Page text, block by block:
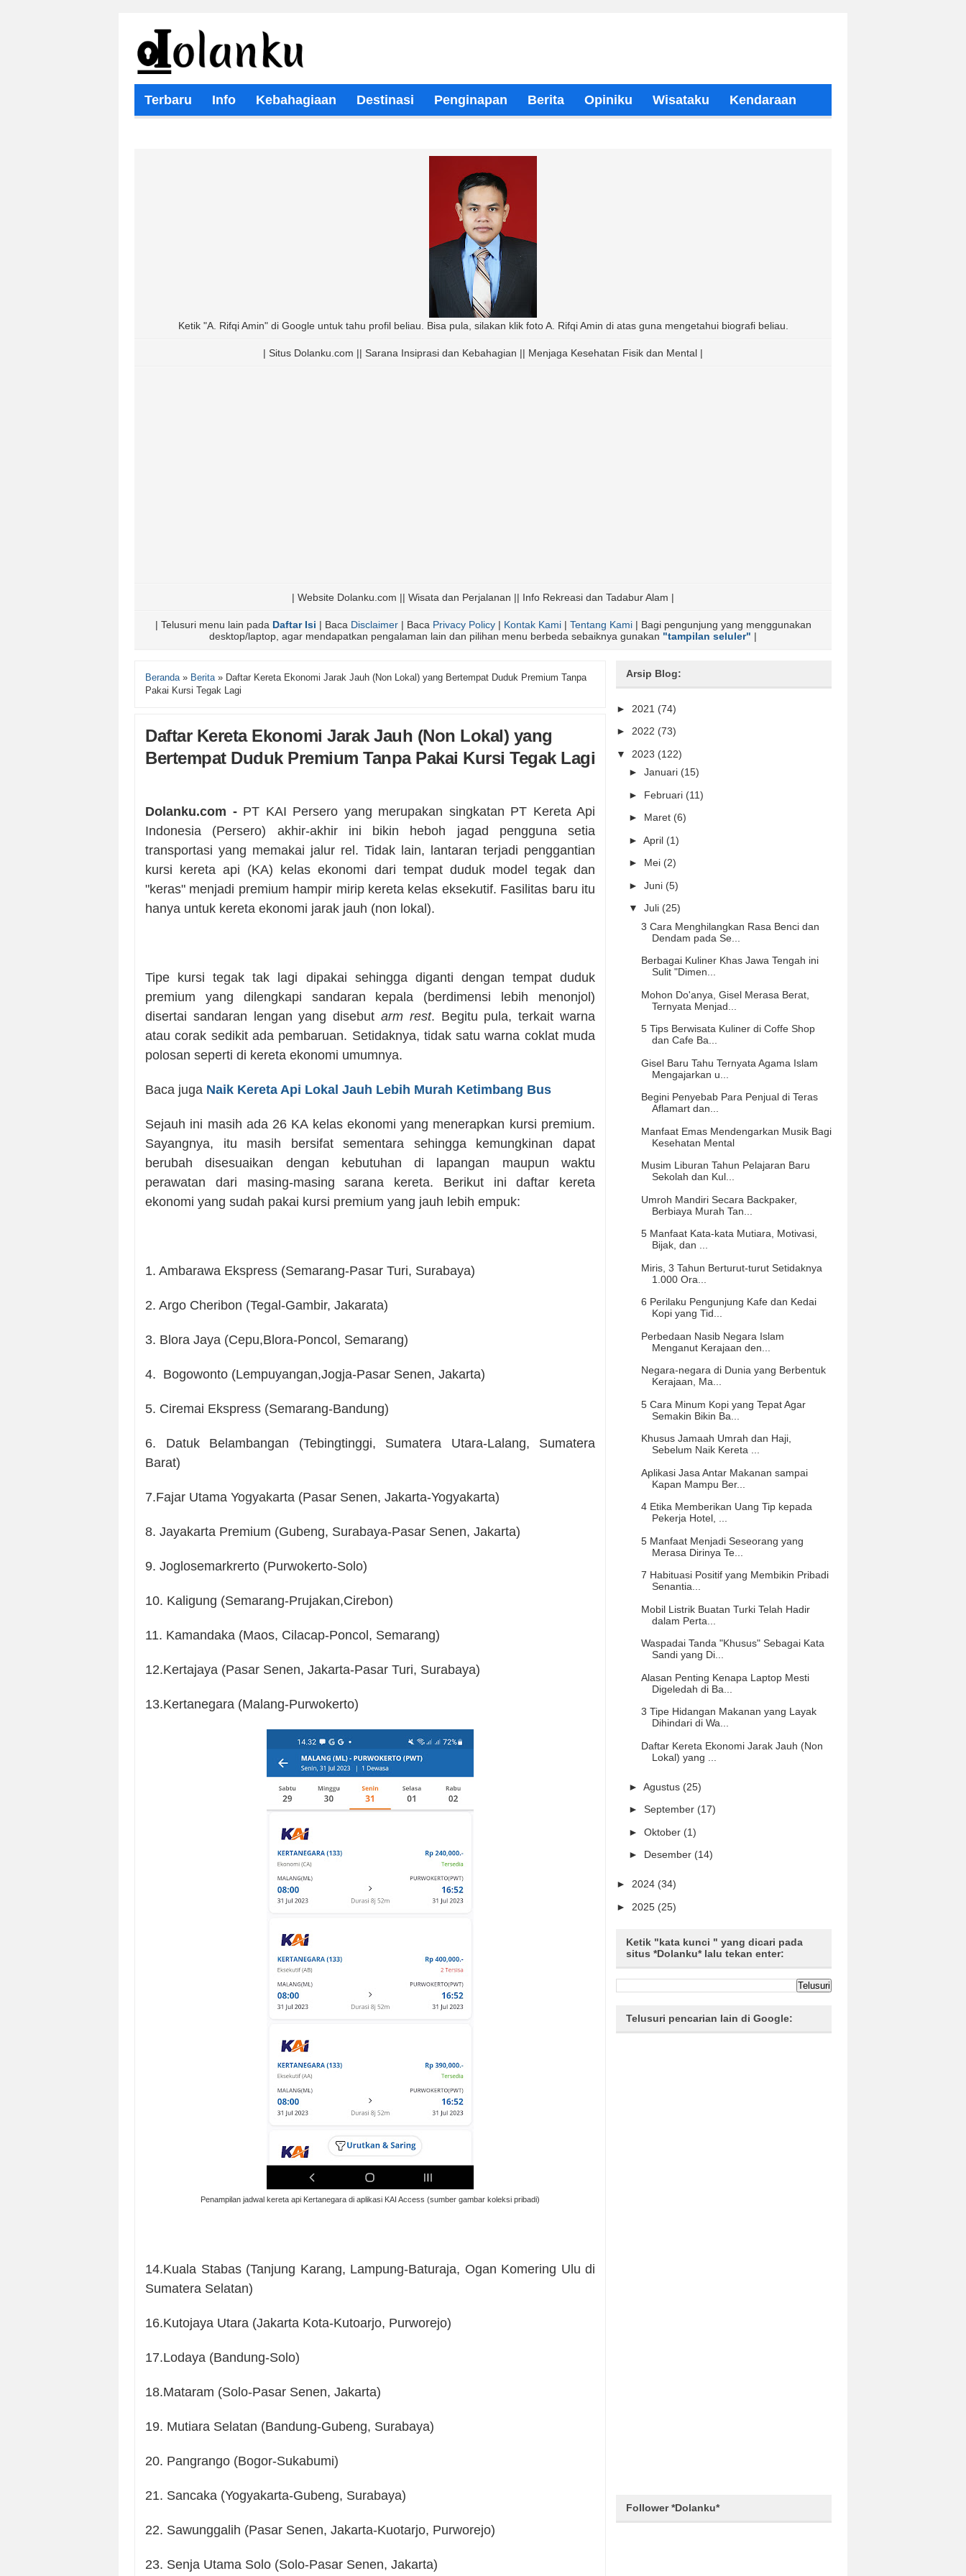
Terbaru Info Kebahagiaan Destinasi Penginapan Berita Opiniku Wisataku Kendaraan
Ketik "A. Rifqi Amin" di Google untuk tahu profil beliau. Bisa pula, silakan klik foto A. Rifqi Amin di atas guna mengetahui biografi beliau.
| Situs Dolanku.com || Sarana Insiprasi dan Kebahagian || Menjaga Kesehatan Fisik dan Mental |
| Website Dolanku.com || Wisata dan Perjalanan || Info Rekreasi dan Tadabur Alam |
| Telusuri menu lain pada Daftar Isi | Baca Disclaimer| Baca Privacy Policy| Kontak Kami| Tentang Kami| Bagi pengunjung yang menggunakan
desktop/laptop, agar mendapatkan pengalaman lain dan pilihan menu berbeda sebaiknya gunakan "tampilan seluler" |
Beranda » Berita » Daftar Kereta Ekonomi Jarak Jauh (Non Lokal) yang Bertempat Duduk Premium Tanpa
Pakai Kursi Tegak Lagi
Daftar Kereta Ekonomi Jarak Jauh (Non Lokal) yang
Bertempat Duduk Premium Tanpa Pakai Kursi Tegak Lagi
Dolanku.com -PT KAI Persero yang merupakan singkatan PT Kereta Api
Indonesia (Persero) akhir-akhir ini bikin heboh jagad pengguna setia
transportasi yang memakai jalur rel. Tidak lain, lantaran terjadi penggantian
kursi kereta api (KA) kelas ekonomi dari tempat duduk model tegak dan
"keras" menjadi premium hampir mirip kereta kelas eksekutif. Fasilitas baru itu
hanya untuk kereta ekonomi jarak jauh (non lokal).
Tipe kursi tegak tak lagi dipakai sehingga diganti dengan tempat duduk
premium yang dilengkapi sandaran kepala (berdimensi lebih menonjol)
disertai sandaran lengan yang disebut arm rest. Begitu pula, terkait warna
atau corak sedikit ada pembaruan. Setidaknya, tidak satu warna coklat muda
polosan seperti di kereta ekonomi umumnya.
Baca juga Naik Kereta Api Lokal Jauh Lebih Murah Ketimbang Bus
Sejauh ini masih ada 26 KA kelas ekonomi yang menerapkan kursi premium.
Sayangnya, itu masih bersifat sementara sehingga kemungkinan dapat
berubah disesuaikan dengan kebutuhan di lapangan maupun waktu
perawatan dari masing-masing sarana kereta. Berikut ini daftar kereta
ekonomi yang sudah pakai kursi premium yang jauh lebih empuk:
1. Ambarawa Ekspress (Semarang-Pasar Turi, Surabaya)
2. Argo Cheribon (Tegal-Gambir, Jakarata)
3. Blora Jaya (Cepu,Blora-Poncol, Semarang)
4. Bogowonto (Lempuyangan,Jogja-Pasar Senen, Jakarta)
5. Ciremai Ekspress (Semarang-Bandung)
6. Datuk Belambangan (Tebingtinggi, Sumatera Utara-Lalang, Sumatera
Barat)
7.Fajar Utama Yogyakarta (Pasar Senen, Jakarta-Yogyakarta)
8. Jayakarta Premium (Gubeng, Surabaya-Pasar Senen, Jakarta)
9. Joglosemarkrerto (Purwokerto-Solo)
10. Kaligung (Semarang-Prujakan,Cirebon)
11. Kamandaka (Maos, Cilacap-Poncol, Semarang)
12.Kertajaya (Pasar Senen, Jakarta-Pasar Turi, Surabaya)
13.Kertanegara (Malang-Purwokerto)
Penampilan jadwal kereta api Kertanegara di aplikasi KAI Access (sumber gambar koleksi pribadi)
14.Kuala Stabas (Tanjung Karang, Lampung-Baturaja, Ogan Komering Ulu di
Sumatera Selatan)
16.Kutojaya Utara (Jakarta Kota-Kutoarjo, Purworejo)
17.Lodaya (Bandung-Solo)
18.Mataram (Solo-Pasar Senen, Jakarta)
19. Mutiara Selatan (Bandung-Gubeng, Surabaya)
20. Pangrango (Bogor-Sukabumi)
21. Sancaka (Yogyakarta-Gubeng, Surabaya)
22. Sawunggalih (Pasar Senen, Jakarta-Kuotarjo, Purworejo)
23. Senja Utama Solo (Solo-Pasar Senen, Jakarta)
Arsip Blog:
► 2021 (74)
► 2022 (73)
▼ 2023 (122)
► Januari (15)
► Februari (11)
► Maret (6)
► April (1)
► Mei (2)
► Juni (5)
▼ Juli (25)
3 Cara Menghilangkan Rasa Benci dan
Dendam pada Se...
Berbagai Kuliner Khas Jawa Tengah ini
Sulit "Dimen...
Mohon Do'anya, Gisel Merasa Berat,
Ternyata Menjad...
5 Tips Berwisata Kuliner di Coffe Shop
dan Cafe Ba...
Gisel Baru Tahu Ternyata Agama Islam
Mengajarkan u...
Begini Penyebab Para Penjual di Teras
Aflamart dan...
Manfaat Emas Mendengarkan Musik Bagi
Kesehatan Mental
Musim Liburan Tahun Pelajaran Baru
Sekolah dan Kul...
Umroh Mandiri Secara Backpaker,
Berbiaya Murah Tan...
5 Manfaat Kata-kata Mutiara, Motivasi,
Bijak, dan ...
Miris, 3 Tahun Berturut-turut Setidaknya
1.000 Ora...
6 Perilaku Pengunjung Kafe dan Kedai
Kopi yang Tid...
Perbedaan Nasib Negara Islam
Menganut Kerajaan den...
Negara-negara di Dunia yang Berbentuk
Kerajaan, Ma...
5 Cara Minum Kopi yang Tepat Agar
Semakin Bikin Ba...
Khusus Jamaah Umrah dan Haji,
Sebelum Naik Kereta ...
Aplikasi Jasa Antar Makanan sampai
Kapan Mampu Ber...
4 Etika Memberikan Uang Tip kepada
Pekerja Hotel, ...
5 Manfaat Menjadi Seseorang yang
Merasa Dirinya Te...
7 Habituasi Positif yang Membikin Pribadi
Senantia...
Mobil Listrik Buatan Turki Telah Hadir
dalam Perta...
Waspadai Tanda "Khusus" Sebagai Kata
Sandi yang Di...
Alasan Penting Kenapa Laptop Mesti
Digeledah di Ba...
3 Tipe Hidangan Makanan yang Layak
Dihindari di Wa...
Daftar Kereta Ekonomi Jarak Jauh (Non
Lokal) yang ...
► Agustus (25)
► September (17)
► Oktober (1)
► Desember (14)
► 2024 (34)
► 2025 (25)
Ketik "kata kunci " yang dicari pada
situs *Dolanku* lalu tekan enter:
Telusuri pencarian lain di Google:
Follower *Dolanku*